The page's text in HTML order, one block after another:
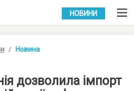
УКР РУС
НОВИНИ
Новина
дозволила імпорт